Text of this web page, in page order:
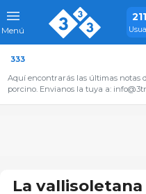
Menú
333
Aquí encontrarás las últimas notas
porcino. Envianos la tuya a:
La vallisoletana